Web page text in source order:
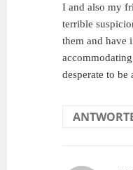
I and also my
terrible
them and have
desperate to